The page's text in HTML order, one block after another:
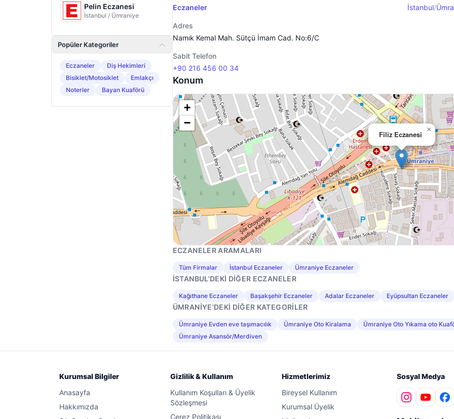
Pelin Eczanesi
İstanbul / Ümraniye
Popüler Kategoriler
Eczaneler
Diş Hekimleri
Bisiklet/Motosiklet
Emlakçı
Noterler
Bayan Kuaförü
Eczaneler
İstanbul/
Adres
Namık Kemal Mah. Sütçü İmam Cad. No:6/C
Sabit Telefon
+90 216 456 00 34
Konum
Filiz Eczanesi
×
+
−
ECZANELER ARAMALARI
Tüm Firmalar İstanbul Eczaneler Ümraniye Eczaneler
İSTANBUL'DEKI DIĞER ECZANELER
Kağıthane Eczaneler Başakşehir Eczaneler Adalar Eczaneler Eyüpsultan Eczaneler
ÜMRANIYE'DEKI DIĞER KATEGORILER
Ümraniye Evden eve taşımacılık Ümraniye Oto Kiralama
Ümraniye Oto Yıkama oto
Ümraniye Asansör/Merdiven
Kurumsal Bilgiler
Anasayfa
Hakkımızda
Gizlilik & Kullanım
Kullanım Koşulları & Üyelik
Sözleşmesi
Çerez Politikası
Hizmetlerimiz
Bireysel Kullanım
Kurumsal Üyelik
Sosyal Medya